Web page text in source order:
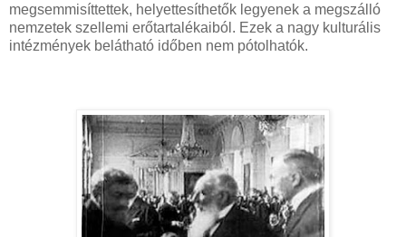
megsemmisíttettek, helyettesíthetők legyenek a megszálló
nemzetek szellemi erőtartalékaiból. Ezek a nagy kulturális
intézmények belátható időben nem pótolhatók.